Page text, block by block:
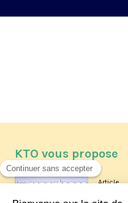
KTO vous propose
Article
Les